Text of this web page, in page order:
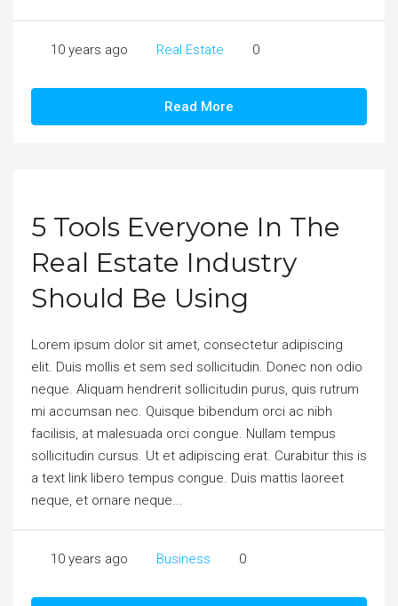
10 years ago Real Estate 0
Read More
5 Tools Everyone In The
Real Estate Industry
Should Be Using
Lorem ipsum dolor sit amet, consectetur adipiscing
elit. Duis mollis et sem sed sollicitudin. Donec non odio
neque. Aliquam hendrerit sollicitudin purus, quis rutrum
mi accumsan nec. Quisque bibendum orci ac nibh
facilisis, at malesuada orci congue. Nullam tempus
sollicitudin cursus. Ut et adipiscing erat. Curabitur this is
a text link libero tempus congue. Duis mattis laoreet
neque, et ornare neque...
10 years ago Business 0